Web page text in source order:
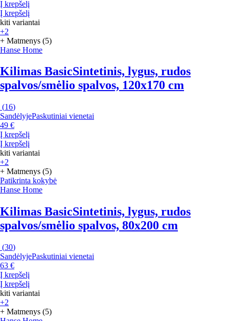
Į krepšelį
Į krepšelį
kiti variantai
+2
+ Matmenys (5)
Hanse Home
Kilimas BasicSintetinis, lygus, rudos
spalvos/smėlio spalvos, 120x170 cm
(16)
SandėlyjePaskutiniai vienetai
49 €
Į krepšelį
Į krepšelį
kiti variantai
+2
+ Matmenys (5)
Patikrinta kokybė
Hanse Home
Kilimas BasicSintetinis, lygus, rudos
spalvos/smėlio spalvos, 80x200 cm
(30)
SandėlyjePaskutiniai vienetai
63 €
Į krepšelį
Į krepšelį
kiti variantai
+2
+ Matmenys (5)